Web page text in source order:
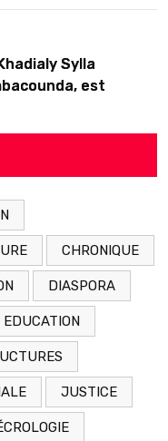
Sylla
est
CHRONIQUE
DIASPORA
EDUCATION
JUSTICE